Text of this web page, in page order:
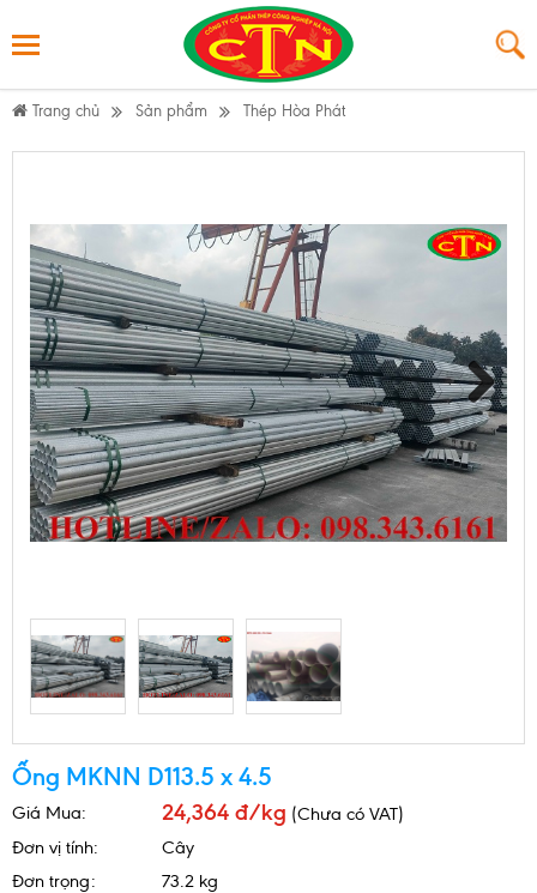
Trang chủ Sản phẩm
Thép Hòa Phát
Next
Ống MKNN D113.5 x 4.5
Giá Mua: 24,364 đ/kg (Chưa có VAT)
Đơn vị tính:
Cây
Đơn trọng:
73.2 kg